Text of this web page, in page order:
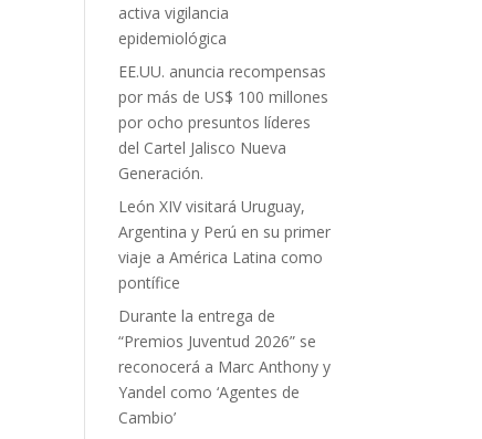
activa vigilancia
epidemiológica
EE.UU. anuncia recompensas
por más de US$ 100 millones
por ocho presuntos líderes
del Cartel Jalisco Nueva
Generación.
León XIV visitará Uruguay,
Argentina y Perú en su primer
viaje a América Latina como
pontífice
Durante la entrega de
“Premios Juventud 2026” se
reconocerá a Marc Anthony y
Yandel como ‘Agentes de
Cambio’